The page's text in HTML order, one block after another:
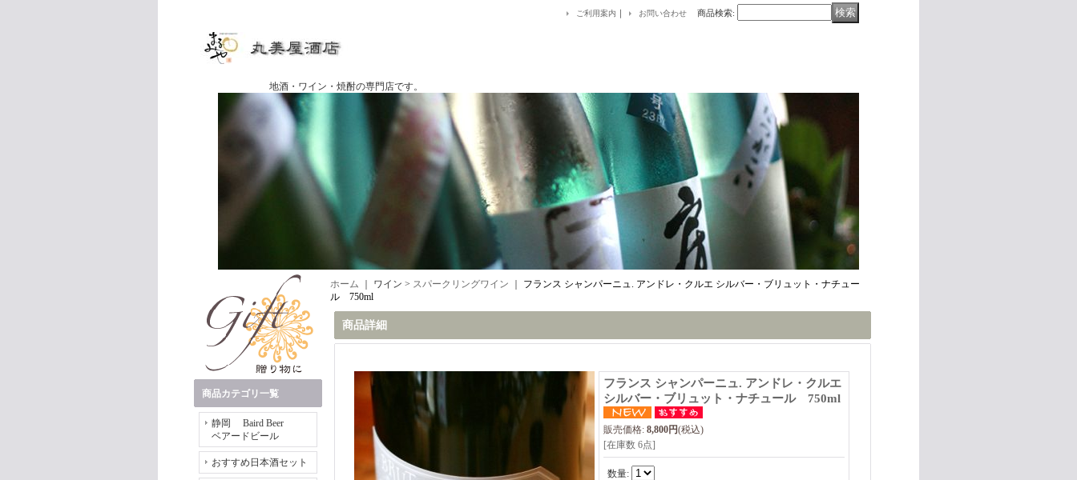
地酒・ワイン・焼酎の専門店です。
ご利用案内 ｜ お問い合わせ 商品検索:
商品カテゴリ一覧
静岡 Baird Beer
ベアードビール
おすすめ日本酒セット
ホーム ｜ ワイン > スパークリングワイン
フランス シャンパーニュ. アンドレ・クルエ シルバー・ブリュット・ナチュー
ル 750ml
商品詳細
フランス シャンパーニュ. アンドレ・クルエ
シルバー・ブリュット・ナチュール 750ml
販売価格: 8,800円(税込)
[在庫数 6点]
数量: